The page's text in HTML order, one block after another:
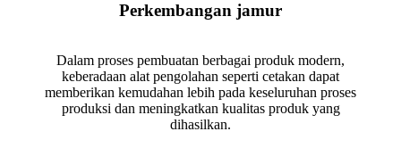
Perkembangan jamur
Dalam proses pembuatan berbagai produk modern,
keberadaan alat pengolahan seperti cetakan dapat
memberikan kemudahan lebih pada keseluruhan proses
produksi dan meningkatkan kualitas produk yang
dihasilkan.